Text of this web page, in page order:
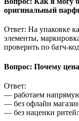
оригинальный
Ответ: На упаковке
элементы,
проверить по батч-
Вопрос: Почему
Ответ:
— работаем
— без офлайн
— без наценки